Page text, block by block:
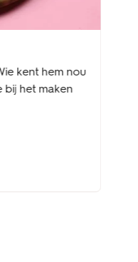
kent hem nou
bij het maken